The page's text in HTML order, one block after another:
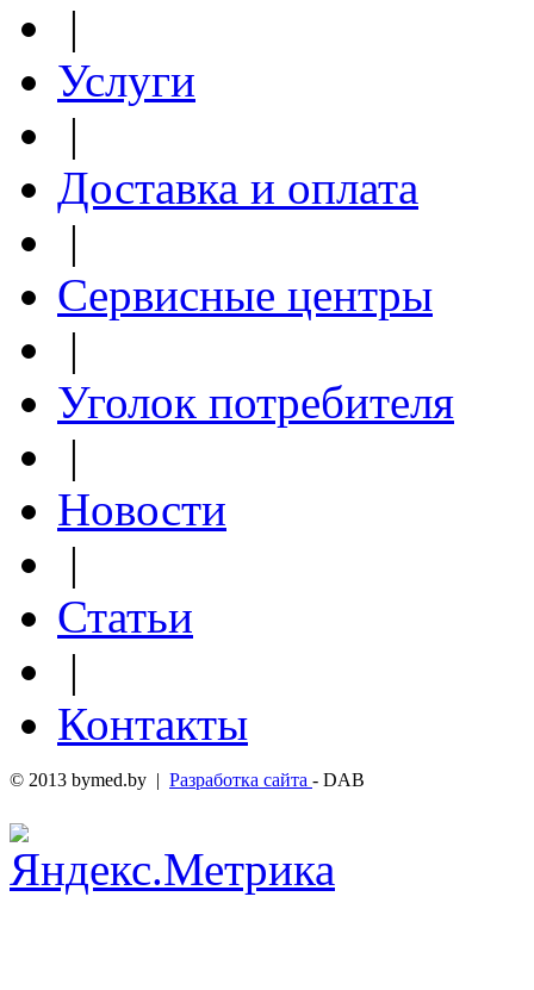
|
Услуги
|
Доставка и оплата
|
Сервисные центры
|
Уголок потребителя
|
Новости
|
Статьи
|
Контакты
© 2013 bymed.by | Разработка сайта - DAB